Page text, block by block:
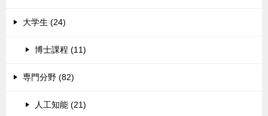
大学生 (24)
博士課程 (11)
専門分野 (82)
人工知能 (21)